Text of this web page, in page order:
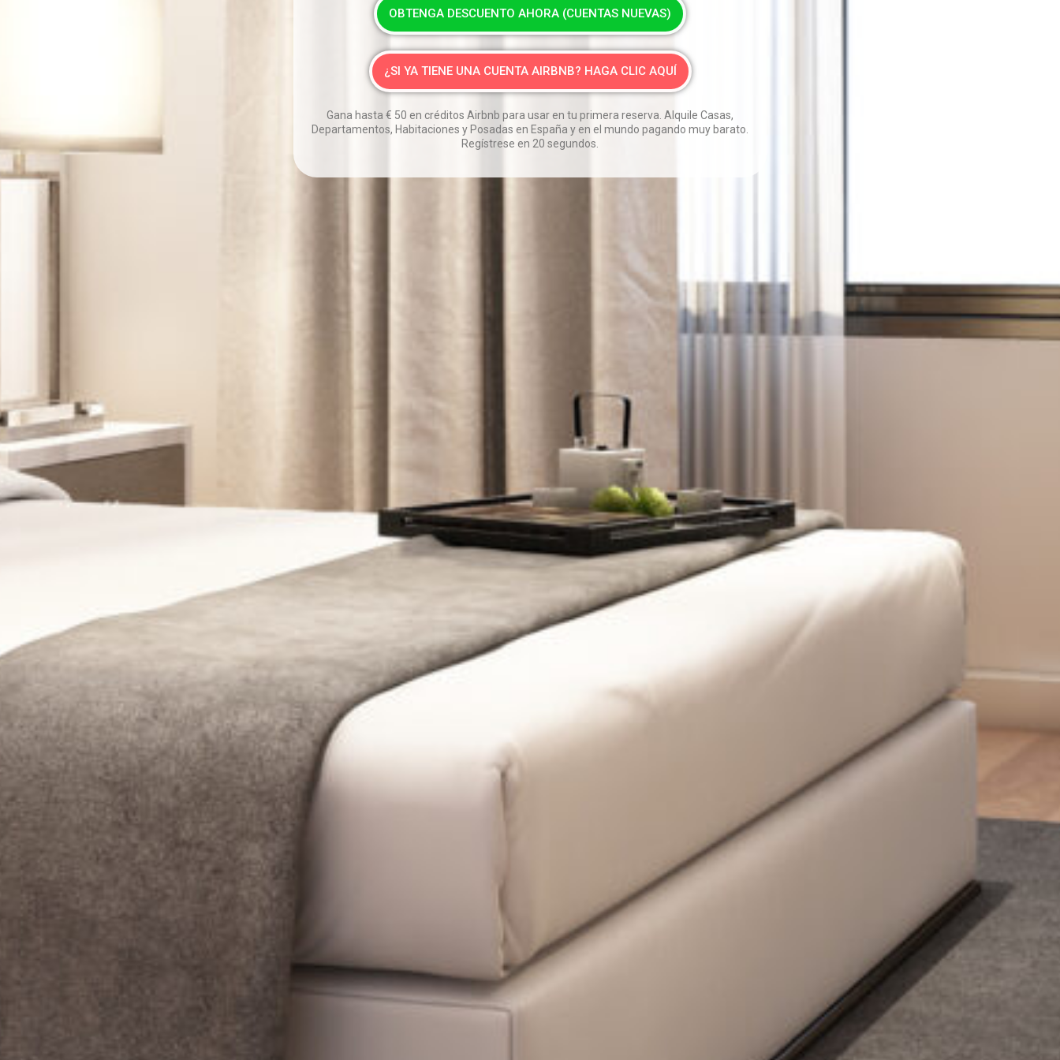
OBTENGA DESCUENTO AHORA (CUENTAS NUEVAS)
¿SI YA TIENE UNA CUENTA AIRBNB? HAGA CLIC AQUÍ
Gana hasta € 50 en créditos Airbnb para usar en tu primera reserva. Alquile Casas,
Departamentos, Habitaciones y Posadas en España y en el mundo pagando muy barato.
Regístrese en 20 segundos.